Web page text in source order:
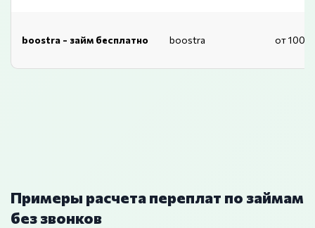
boostra - займ бесплатно boostra от
Примеры расчета переплат по займам
без звонков